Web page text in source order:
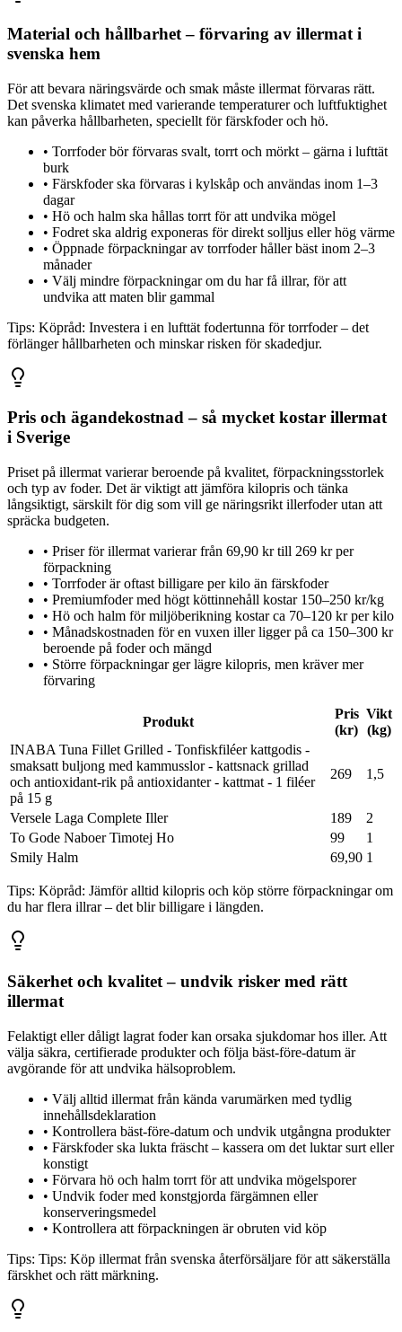
Material och hållbarhet – förvaring av illermat i
svenska hem
För att bevara näringsvärde och smak måste illermat förvaras rätt.
Det svenska klimatet med varierande temperaturer och luftfuktighet
kan påverka hållbarheten, speciellt för färskfoder och hö.
• Torrfoder bör förvaras svalt, torrt och mörkt – gärna i lufttät
burk
• Färskfoder ska förvaras i kylskåp och användas inom 1–3
dagar
• Hö och halm ska hållas torrt för att undvika mögel
• Fodret ska aldrig exponeras för direkt solljus eller hög värme
• Öppnade förpackningar av torrfoder håller bäst inom 2–3
månader
• Välj mindre förpackningar om du har få illrar, för att
undvika att maten blir gammal
Tips: Köpråd: Investera i en lufttät fodertunna för torrfoder – det
förlänger hållbarheten och minskar risken för skadedjur.
Pris och ägandekostnad – så mycket kostar illermat
i Sverige
Priset på illermat varierar beroende på kvalitet, förpackningsstorlek
och typ av foder. Det är viktigt att jämföra kilopris och tänka
långsiktigt, särskilt för dig som vill ge näringsrikt illerfoder utan att
spräcka budgeten.
• Priser för illermat varierar från 69,90 kr till 269 kr per
förpackning
• Torrfoder är oftast billigare per kilo än färskfoder
• Premiumfoder med högt köttinnehåll kostar 150–250 kr/kg
• Hö och halm för miljöberikning kostar ca 70–120 kr per kilo
• Månadskostnaden för en vuxen iller ligger på ca 150–300 kr
beroende på foder och mängd
• Större förpackningar ger lägre kilopris, men kräver mer
förvaring
Produkt
Pris
(kr)
Vikt
(kg)
INABA Tuna Fillet Grilled - Tonfiskfiléer kattgodis -
smaksatt buljong med kammusslor - kattsnack grillad
och antioxidant-rik på antioxidanter - kattmat - 1 filéer
på 15 g
269 1,5
Versele Laga Complete Iller 189
2
To Gode Naboer Timotej Ho
99
1
Smily Halm
69,90 1
Tips: Köpråd: Jämför alltid kilopris och köp större förpackningar om
du har flera illrar – det blir billigare i längden.
Säkerhet och kvalitet – undvik risker med rätt
illermat
Felaktigt eller dåligt lagrat foder kan orsaka sjukdomar hos iller. Att
välja säkra, certifierade produkter och följa bäst-före-datum är
avgörande för att undvika hälsoproblem.
• Välj alltid illermat från kända varumärken med tydlig
innehållsdeklaration
• Kontrollera bäst-före-datum och undvik utgångna produkter
• Färskfoder ska lukta fräscht – kassera om det luktar surt eller
konstigt
• Förvara hö och halm torrt för att undvika mögelsporer
• Undvik foder med konstgjorda färgämnen eller
konserveringsmedel
• Kontrollera att förpackningen är obruten vid köp
Tips: Tips: Köp illermat från svenska återförsäljare för att säkerställa
färskhet och rätt märkning.